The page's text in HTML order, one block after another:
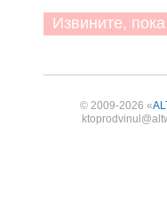
Извините,
© 2009-2026 «